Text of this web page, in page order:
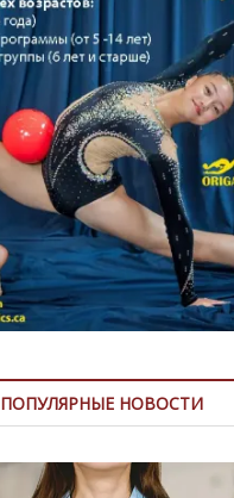
ПОПУЛЯРНЫЕ НОВОСТИ